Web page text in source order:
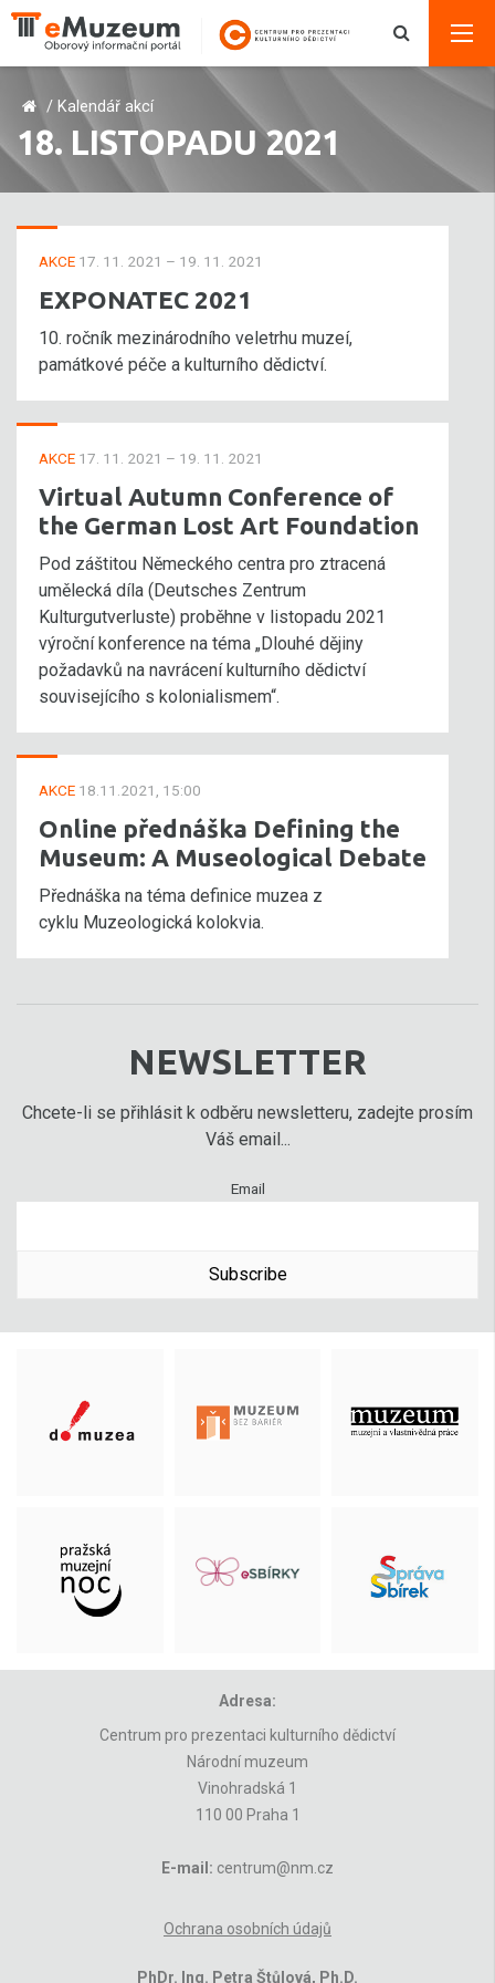
/ Kalendář akcí
18. LISTOPADU 2021
AKCE 17. 11. 2021 – 19. 11. 2021
EXPONATEC 2021
10. ročník mezinárodního veletrhu muzeí,
památkové péče a kulturního dědictví.
AKCE 17. 11. 2021 – 19. 11. 2021
Virtual Autumn Conference of
the German Lost Art Foundation
Pod záštitou Německého centra pro ztracená
umělecká díla (Deutsches Zentrum
Kulturgutverluste) proběhne v listopadu 2021
výroční konference na téma „Dlouhé dějiny
požadavků na navrácení kulturního dědictví
souvisejícího s kolonialismem“.
AKCE 18.11.2021, 15:00
Online přednáška Defining the
Museum: A Museological Debate
Přednáška na téma definice muzea z
cyklu Muzeologická kolokvia.
NEWSLETTER
Chcete-li se přihlásit k odběru newsletteru, zadejte prosím
Váš email...
Email
Subscribe
Adresa:
Centrum pro prezentaci kulturního dědictví
Národní muzeum
Vinohradská 1
110 00 Praha 1
E-mail: centrum@nm.cz
Ochrana osobních údajů
PhDr. Ing. Petra Štůlová, Ph.D.